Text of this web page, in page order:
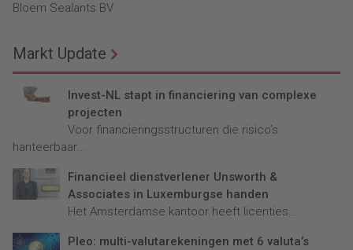
Bloem Sealants BV
Markt Update
Invest-NL stapt in financiering van complexe
projecten
Voor financieringsstructuren die risico’s
hanteerbaar...
Financieel dienstverlener Unsworth &
Associates in Luxemburgse handen
Het Amsterdamse kantoor heeft licenties...
Pleo: multi-valutarekeningen met 6 valuta’s